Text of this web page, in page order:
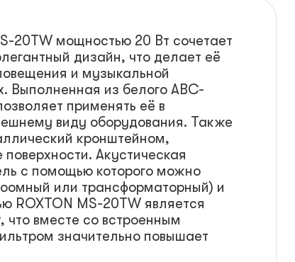
20TW мощностью 20 Вт сочетает
дизайн, что делает её
и музыкальной
Выполненная из белого ABC-
применять её в
виду оборудования. Также
кронштейном,
Акустическая
с помощью которого можно
или трансформаторный) и
ROXTON MS-20TW является
что вместе со встроенным
значительно повышает